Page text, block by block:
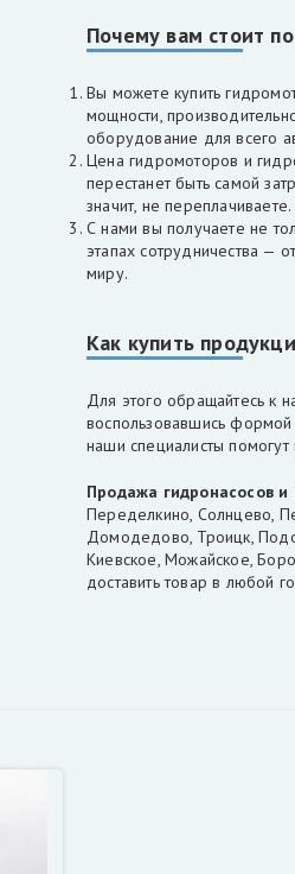
Почему вам стоит
Вы можете купить
мощности,
оборудование для всего
Цена гидромоторов и
перестанет быть самой
значит, не переплачиваете.
С нами вы получаете не
этапах сотрудничества —
миру.
Как купить
Для этого обращайтесь
воспользовавшись
наши специалисты
Продажа гидронасосов и
Переделкино, Солнцево,
Домодедово, Троицк,
Киевское, Можайское,
доставить товар в любой